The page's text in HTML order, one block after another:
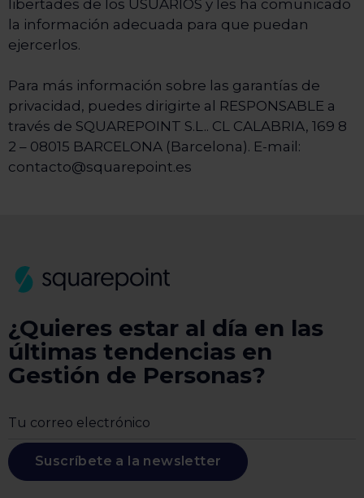
libertades de los USUARIOS y les ha comunicado
la información adecuada para que puedan
ejercerlos.
Para más información sobre las garantías de
privacidad, puedes dirigirte al RESPONSABLE a
través de SQUAREPOINT S.L.. CL CALABRIA, 169 8
2 – 08015 BARCELONA (Barcelona). E-mail:
contacto@squarepoint.es
¿Quieres estar al día en las
últimas tendencias en
Gestión de Personas?
Suscríbete a la newsletter